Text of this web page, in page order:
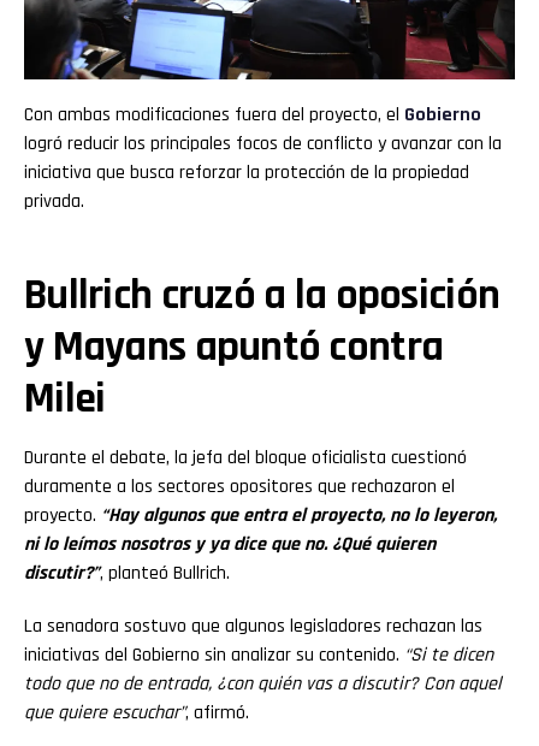
Con ambas modificaciones fuera del proyecto, el Gobierno
logró reducir los principales focos de conflicto y avanzar con la
iniciativa que busca reforzar la protección de la propiedad
privada.
Bullrich cruzó a la oposición
y Mayans apuntó contra
Milei
Durante el debate, la jefa del bloque oficialista cuestionó
duramente a los sectores opositores que rechazaron el
proyecto. “Hay algunos que entra el proyecto, no lo leyeron,
ni lo leímos nosotros y ya dice que no. ¿Qué quieren
discutir?”, planteó Bullrich.
La senadora sostuvo que algunos legisladores rechazan las
iniciativas del Gobierno sin analizar su contenido. “Si te dicen
todo que no de entrada, ¿con quién vas a discutir? Con aquel
que quiere escuchar”, afirmó.